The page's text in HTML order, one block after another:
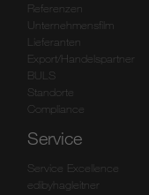
Referenzen
Unternehmensfilm
Lieferanten
Export/Handelspartner
BULS
Standorte
Compliance
Service
Service Excellence
edibyhagleitner